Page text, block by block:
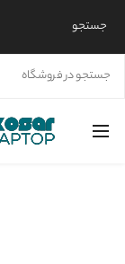
جستجو